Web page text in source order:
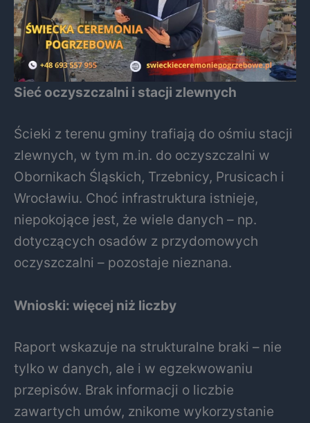
Sieć oczyszczalni i stacji zlewnych
Ścieki z terenu gminy trafiają do ośmiu stacji
zlewnych, w tym m.in. do oczyszczalni w
Obornikach Śląskich, Trzebnicy, Prusicach i
Wrocławiu. Choć infrastruktura istnieje,
niepokojące jest, że wiele danych – np.
dotyczących osadów z przydomowych
oczyszczalni – pozostaje nieznana.
Wnioski: więcej niż liczby
Raport wskazuje na strukturalne braki – nie
tylko w danych, ale i w egzekwowaniu
przepisów. Brak informacji o liczbie
zawartych umów, znikome wykorzystanie